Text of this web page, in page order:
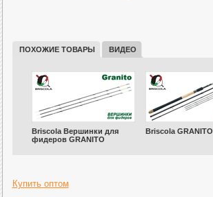
ПОХОЖИЕ ТОВАРЫ ВИДЕО
Briscola Вершинки для
фидеров GRANITO
Briscola GRANITO
Купить оптом